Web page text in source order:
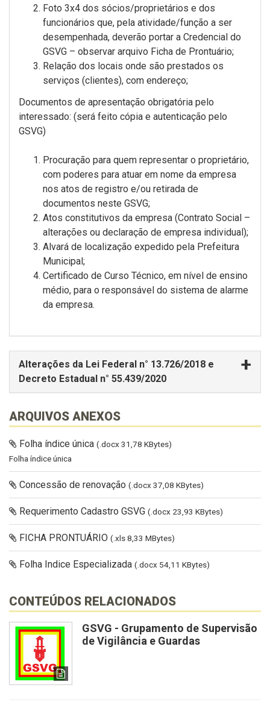
Foto 3x4 dos sócios/proprietários e dos
funcionários que, pela atividade/função a ser
desempenhada, deverão portar a Credencial do
GSVG – observar arquivo Ficha de Prontuário;
Relação dos locais onde são prestados os
serviços (clientes), com endereço;
Documentos de apresentação obrigatória pelo
interessado: (será feito cópia e autenticação pelo
GSVG)
Procuração para quem representar o proprietário,
com poderes para atuar em nome da empresa
nos atos de registro e/ou retirada de
documentos neste GSVG;
Atos constitutivos da empresa (Contrato Social –
alterações ou declaração de empresa individual);
Alvará de localização expedido pela Prefeitura
Municipal;
Certificado de Curso Técnico, em nível de ensino
médio, para o responsável do sistema de alarme
da empresa.
Alterações da Lei Federal n° 13.726/2018 e
Decreto Estadual n° 55.439/2020
ARQUIVOS ANEXOS
Folha índice única (.docx 31,78 KBytes)
Folha índice única
Concessão de renovação (.docx 37,08 KBytes)
Requerimento Cadastro GSVG (.docx 23,93 KBytes)
FICHA PRONTUÁRIO (.xls 8,33 MBytes)
Folha Indice Especializada (.docx 54,11 KBytes)
CONTEÚDOS RELACIONADOS
GSVG - Grupamento de Supervisão
de Vigilância e Guardas